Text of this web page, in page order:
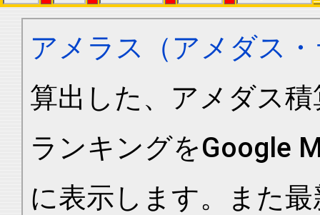
アメラス（アメダス
算出した、アメダス
ランキングをGoogle
に表示します。また